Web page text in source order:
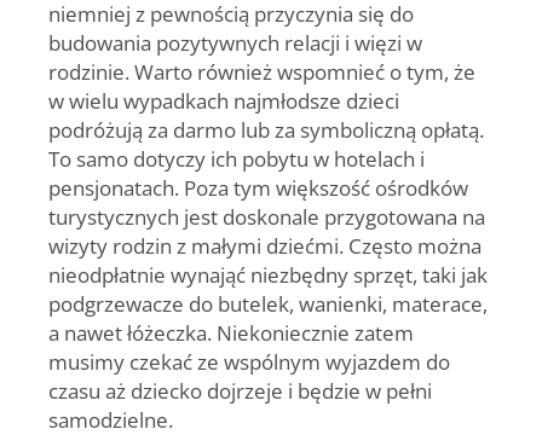
niemniej z pewnością przyczynia się do
budowania pozytywnych relacji i więzi w
rodzinie. Warto również wspomnieć o tym, że
w wielu wypadkach najmłodsze dzieci
podróżują za darmo lub za symboliczną opłatą.
To samo dotyczy ich pobytu w hotelach i
pensjonatach. Poza tym większość ośrodków
turystycznych jest doskonale przygotowana na
wizyty rodzin z małymi dziećmi. Często można
nieodpłatnie wynająć niezbędny sprzęt, taki jak
podgrzewacze do butelek, wanienki, materace,
a nawet łóżeczka. Niekoniecznie zatem
musimy czekać ze wspólnym wyjazdem do
czasu aż dziecko dojrzeje i będzie w pełni
samodzielne.